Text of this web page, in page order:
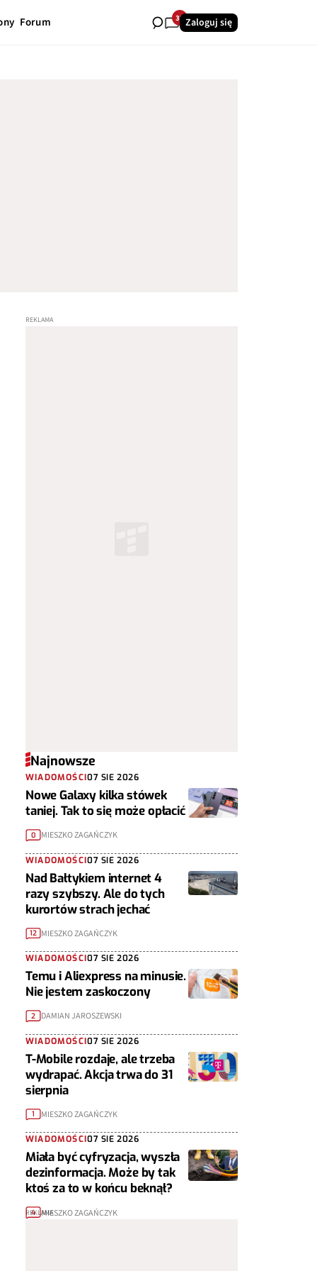
Forum 32Zaloguj się
Najnowsze
WIADOMOŚCI07 SIE 2026
Nowe Galaxy kilka stówek
taniej. Tak to się może opłacić
0 MIESZKO ZAGAŃCZYK
WIADOMOŚCI07 SIE 2026
Nad Bałtykiem internet 4
razy szybszy. Ale do tych
kurortów strach jechać
12 MIESZKO ZAGAŃCZYK
WIADOMOŚCI07 SIE 2026
Temu i Aliexpress na minusie.
Nie jestem zaskoczony
2 DAMIAN JAROSZEWSKI
WIADOMOŚCI07 SIE 2026
T-Mobile rozdaje, ale trzeba
wydrapać. Akcja trwa do 31
sierpnia
1 MIESZKO ZAGAŃCZYK
WIADOMOŚCI07 SIE 2026
Miała być cyfryzacja, wyszła
dezinformacja. Może by tak
ktoś za to w końcu beknął?
4 MIESZKO ZAGAŃCZYK